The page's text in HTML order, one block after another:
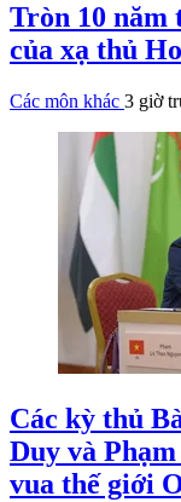
Tròn 10
của xạ thủ
Các môn khác 3 giờ
Các kỳ thủ
Duy và
vua thế giới